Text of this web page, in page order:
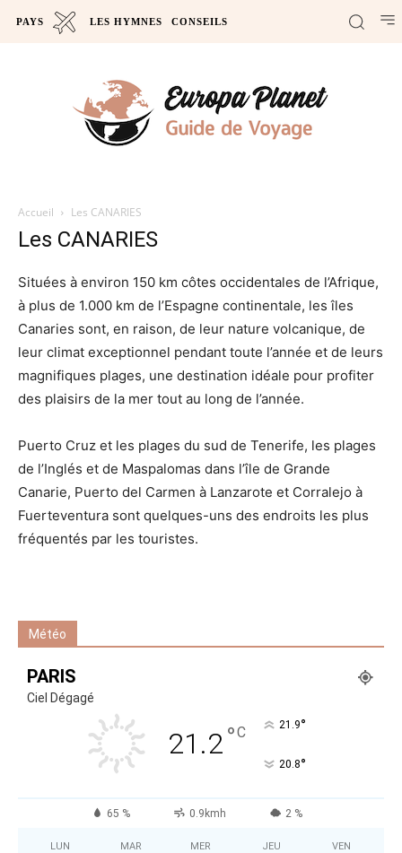
PAYS LES HYMNES CONSEILS
Accueil Les CANARIES
Les CANARIES
Situées à environ 150 km côtes occidentales de l’Afrique,
à plus de 1.000 km de l’Espagne continentale, lesîles
Canaries sont, en raison, de leur nature volcanique, de
leur climat exceptionnel pendant toute l’année et de leurs
magnifiques plages, une destination idéale pour profiter
des plaisirs de la mer tout au long de l’année.
Puerto Cruz et les plages du sud de Tenerife, les plages
de l’Inglés et de Maspalomas dans l’île de Grande
Canarie, Puerto del Carmen à Lanzarote et Corralejo à
Fuerteventura sont quelques-uns des endroits les plus
fréquentés par les touristes.
Météo
PARIS
Ciel Dégagé
21.2°C 21.9°
20.8°
65 % 0.9kmh 2 %
LUN MAR MER JEU VEN